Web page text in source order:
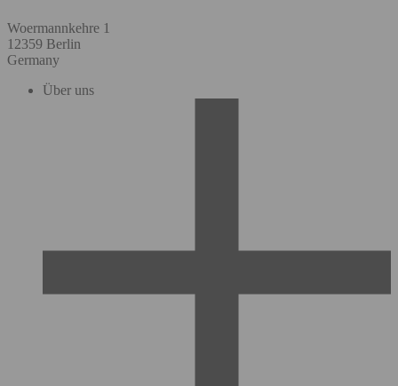
Woermannkehre 1
12359 Berlin
Germany
Über uns